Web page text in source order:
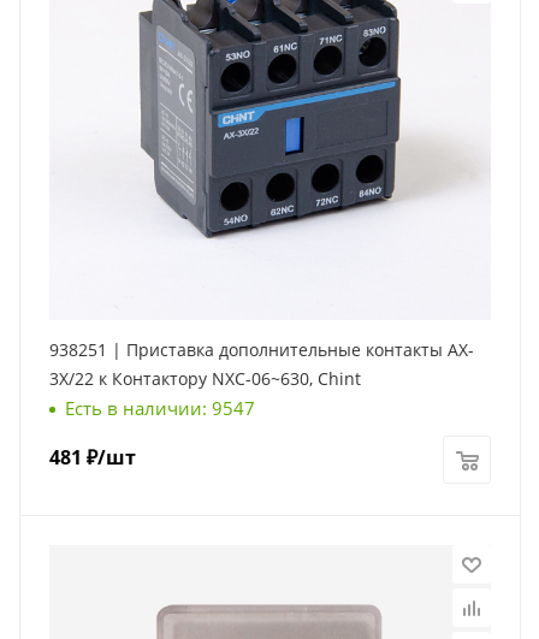
938251 | Приставка дополнительные контакты AX-
3X/22 к Контактору NXC-06~630, Chint
Есть в наличии: 9547
481 ₽/шт